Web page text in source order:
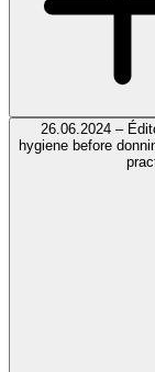
26.06.2024 –
hygiene before